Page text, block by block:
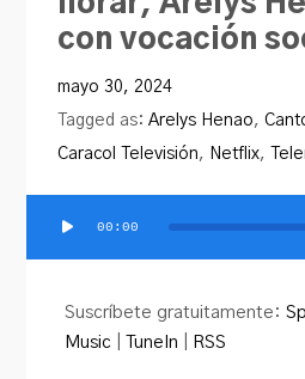
con vocación
mayo 30, 2024
Tagged as:Arelys Henao,
Caracol Televisión, Netflix,
Reproductor
00:00
Suscríbete gratuitamente:
Music |TuneIn RSS